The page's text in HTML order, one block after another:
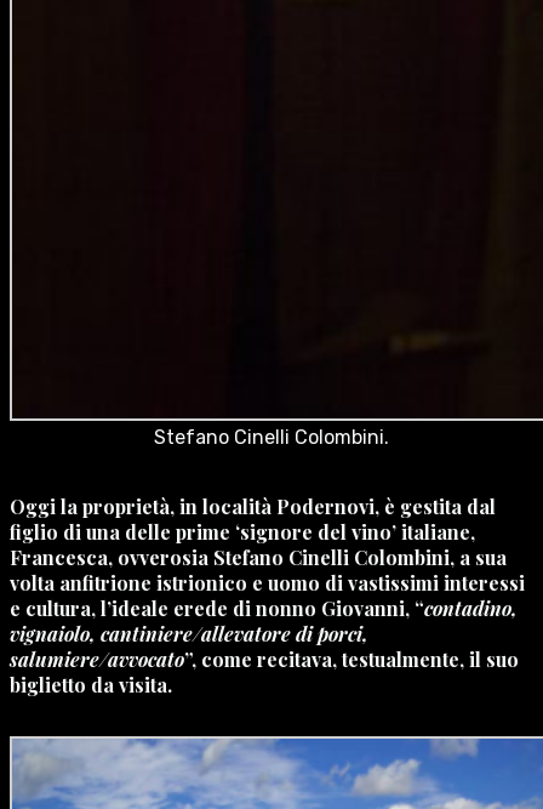
Stefano Cinelli Colombini.
Oggi la proprietà, in località Podernovi, è gestita dal
figlio di una delle prime ‘signore del vino’ italiane,
Francesca, ovverosia Stefano Cinelli Colombini, a sua
volta anfitrione istrionico e uomo di vastissimi interessi
e cultura, l’ideale erede di nonno Giovanni, “contadino,
vignaiolo, cantiniere/allevatore di porci,
salumiere/avvocato”, come recitava, testualmente, il suo
biglietto da visita.